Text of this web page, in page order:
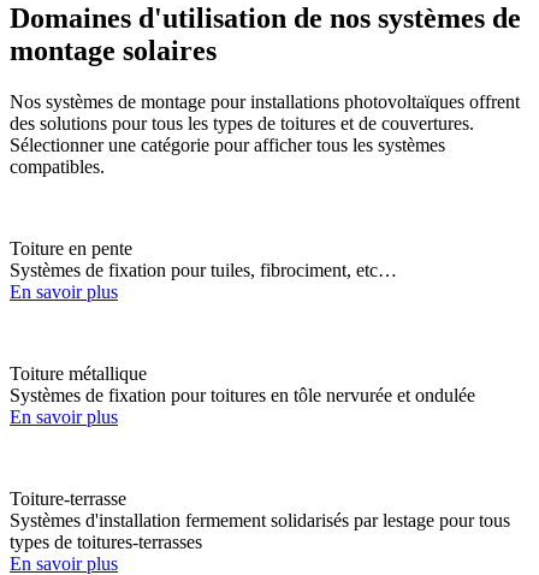
Domaines d'utilisation de nos systèmes de
montage solaires
Nos systèmes de montage pour installations photovoltaïques offrent
des solutions pour tous les types de toitures et de couvertures.
Sélectionner une catégorie pour afficher tous les systèmes
compatibles.
Toiture en pente
Systèmes de fixation pour tuiles, fibrociment, etc…
En savoir plus
Toiture métallique
Systèmes de fixation pour toitures en tôle nervurée et ondulée
En savoir plus
Toiture-terrasse
Systèmes d'installation fermement solidarisés par lestage pour tous
types de toitures-terrasses
En savoir plus